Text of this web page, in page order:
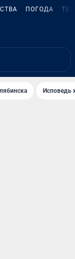
ПОГОДА
Исповедь